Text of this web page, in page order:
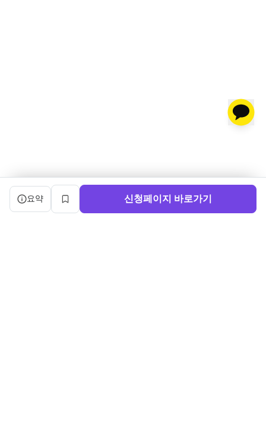
캠프 요약 정보와 상세 도우미, 북마크, 신청 버튼을 제공한다.
요약
북마크 신청페이지 바로가기